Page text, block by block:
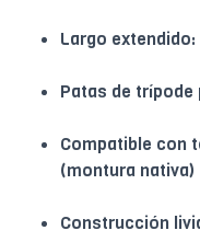
Largo
Patas de trípode
Compatible con
(montura nativa)
Construcción